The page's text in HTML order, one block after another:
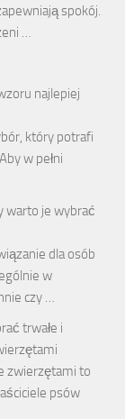
spokój.
…
najlepiej
który potrafi
w pełni
warto je wybrać
dla osób
w
czy …
trwałe i
zwierzętami to
psów